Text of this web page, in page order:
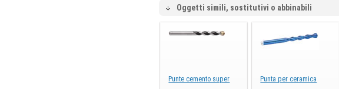
Oggetti simili, sostitutivi o abbinabili
Punte cemento super
Punta per ceramica